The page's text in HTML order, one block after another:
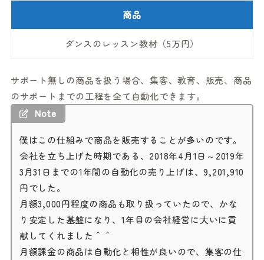
商品
ダンスのレッスン教材（5万円）
サポート無しの商品を扱う場合、集客、教育、販売、商品
のサポートまでの工程を全て自動化できます。
Note
僕はこの仕組みで商品を販売することが多いのです。
会社を立ち上げた時期である、2018年4月1日～2019年
3月31日までの1年間の自動化の売り上げは、9,201,910
円でした。
月額3,000円程度の商品も取り扱っていたので、かな
り安定した基盤になり、1年目の会社経営に大いに貢
献してくれました＾＾
月額課金の商品は自動化と相性が良いので、集客の仕